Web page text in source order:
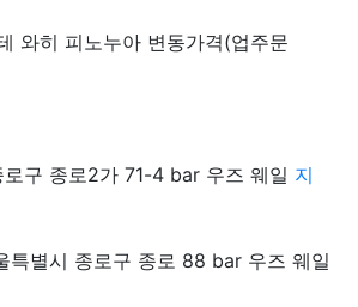
와히 피노누아 변동가격(업주문
구 종로2가 71-4 bar 우즈 웨일 지
특별시 종로구 종로 88 bar 우즈 웨일